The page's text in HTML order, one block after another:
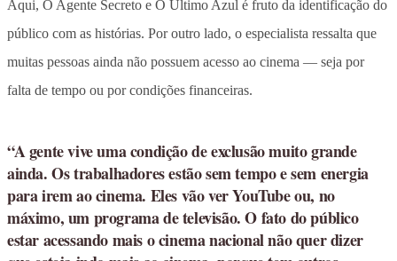
Aqui, O Agente Secreto e O Último Azul é fruto da identificação do
público com as histórias. Por outro lado, o especialista ressalta que
muitas pessoas ainda não possuem acesso ao cinema — seja por
falta de tempo ou por condições financeiras.
“A gente vive uma condição de exclusão muito grande
ainda. Os trabalhadores estão sem tempo e sem energia
para irem ao cinema. Eles vão ver YouTube ou, no
máximo, um programa de televisão. O fato do público
estar acessando mais o cinema nacional não quer dizer